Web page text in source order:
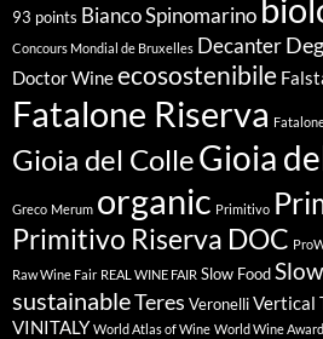
93 points Bianco Spinomarino
Concours Mondial de Bruxelles Decanter
Doctor Wineecosostenibile
Fatalone Riserva
Gioia del ColleGioia
Greco Merum organic Primitivo
Primitivo Riserva DOC
Raw Wine Fair REAL WINE FAIR Slow Food
sustainableTeres VeronelliVertical
VINITALY World Atlas of Wine World Wine